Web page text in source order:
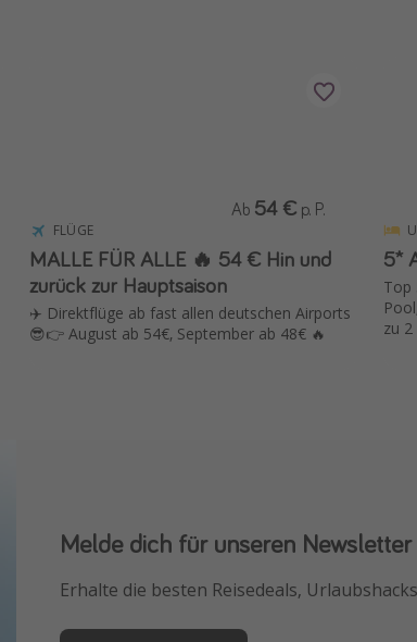
FLÜGE
MALLE FÜR ALLE 🔥 54 € Hin und
zurück zur Hauptsaison
✈️ Direktflüge ab fast allen deutschen Airports
😎👉 August ab 54€, September ab 48€ 🔥
Ab 54 € p. P.
5*
Top
zu
Melde dich für unseren
Erhalte die besten Reisedeals,
Downloade unsere App
Buche die besten Reiseschnäppchen als